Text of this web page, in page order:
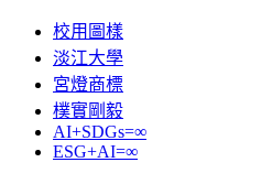
校用圖樣
淡江大學
宮燈商標
樸實剛毅
AI+SDGs=∞
ESG+AI=∞